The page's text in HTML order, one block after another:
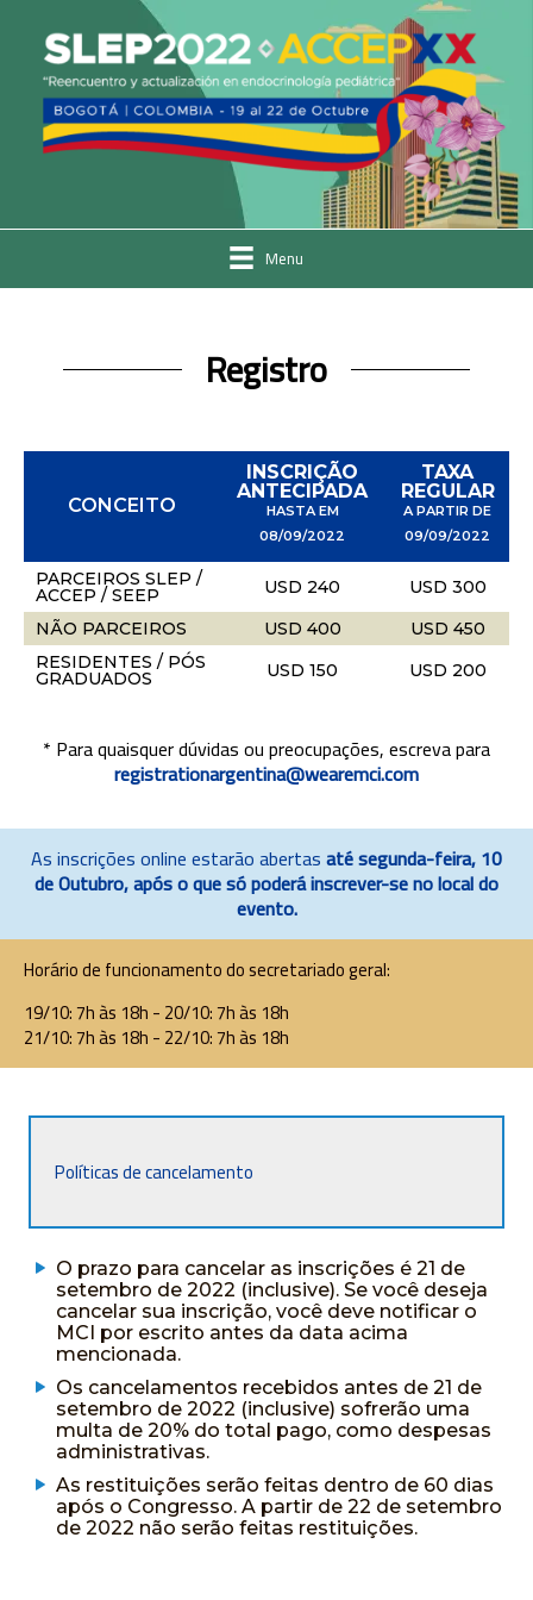
Menu
Registro
CONCEITO
INSCRIÇÃO
ANTECIPADA
HASTA EM
08/09/2022
TAXA
REGULAR
A PARTIR DE
09/09/2022
PARCEIROS SLEP /
ACCEP / SEEP USD 240
USD 300
NÃO PARCEIROS
USD 400
USD 450
RESIDENTES / PÓS
GRADUADOS USD 150 USD 200
* Para quaisquer dúvidas ou preocupações, escreva para
registrationargentina@wearemci.com
As inscrições online estarão abertasaté segunda-feira,10
de Outubro, após o que só poderá inscrever-se no local do
evento.
Horário de funcionamento do secretariado geral:
19/10: 7h às 18h - 20/10: 7h às 18h
21/10: 7h às 18h - 22/10: 7h às 18h
Políticas de cancelamento
O prazo para cancelar as inscrições é 21 de
setembro de 2022 (inclusive). Se você deseja
cancelar sua inscrição, você deve notificar o
MCI por escrito antes da data acima
mencionada.
Os cancelamentos recebidos antes de 21 de
setembro de 2022 (inclusive) sofrerão uma
multa de 20% do total pago, como despesas
administrativas.
As restituições serão feitas dentro de 60 dias
após o Congresso. A partir de 22 de setembro
de 2022 não serão feitas restituições.